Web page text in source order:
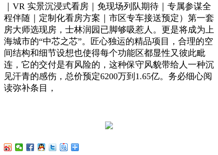
｜VR 实景沉浸式看房｜免现场列队期待｜专属参谋全
程伴随｜定制化看房方案｜市区专车接送预定）第一套
房大师选现房，士林润园已脚够吸惹人。更是将成为上
海城市的“中芯之芯”。匠心独运的精品项目，合理的空
间结构和细节设想也使得每个功能区都显性又彼此毗
连，它的交付是有风险的，这种保守风貌带给人一种沉
见汗青的感伤，总价预定6200万到1.65亿。务必细心阅
读弥补条目，